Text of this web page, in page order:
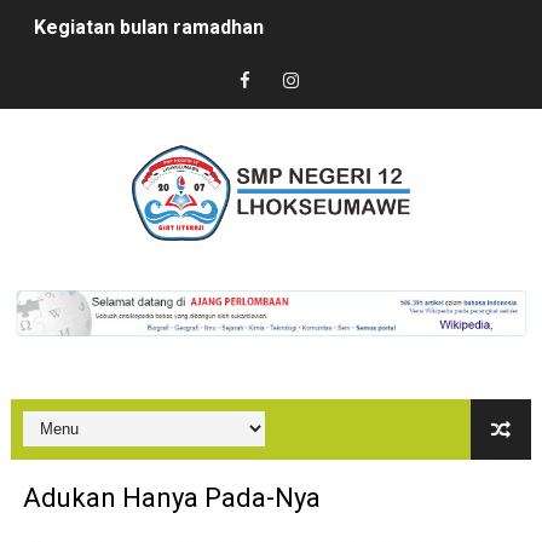
Kegiatan bulan ramadhan
Sertijab Kepsek SMPN 12 Lhokseumawe
Marhaban Ya Ramadhan
PUASA BISA JADI OBAT?
In House Training (IHT) SMPN 12 Lhokseumawe
Bazaar di SMKN 2 Lhokseumawe
PenDulas 1 Membahana
Kegiatan Proyek Penguatan Profil Pelajar Pancasila
Adukan Hanya Pada-Nya